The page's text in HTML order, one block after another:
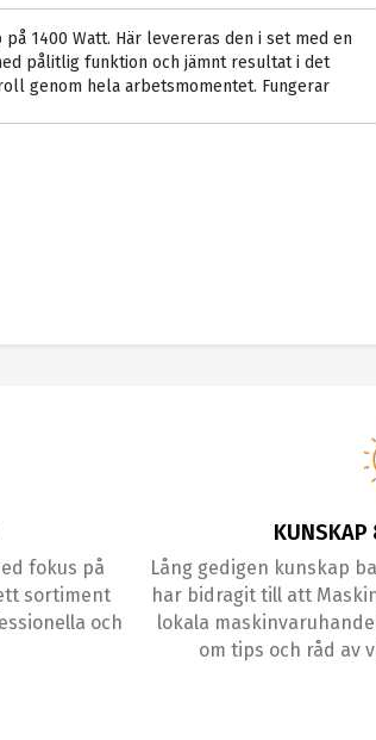
1400 Watt. Här levereras den i set med en
pålitlig funktion och jämnt resultat i det
genom hela arbetsmomentet. Fungerar
fokus på
sortiment
och
KUNSKAP
Lång gedigen kunskap
har bidragit till att
lokala
om tips och råd av